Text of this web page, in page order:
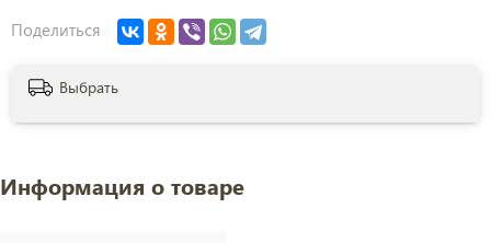
Поделиться
Выбрать
Информация о товаре